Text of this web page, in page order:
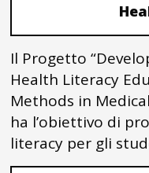
Il Progetto
Health Literacy
Methods in
ha l’obiettivo di
literacy per gli